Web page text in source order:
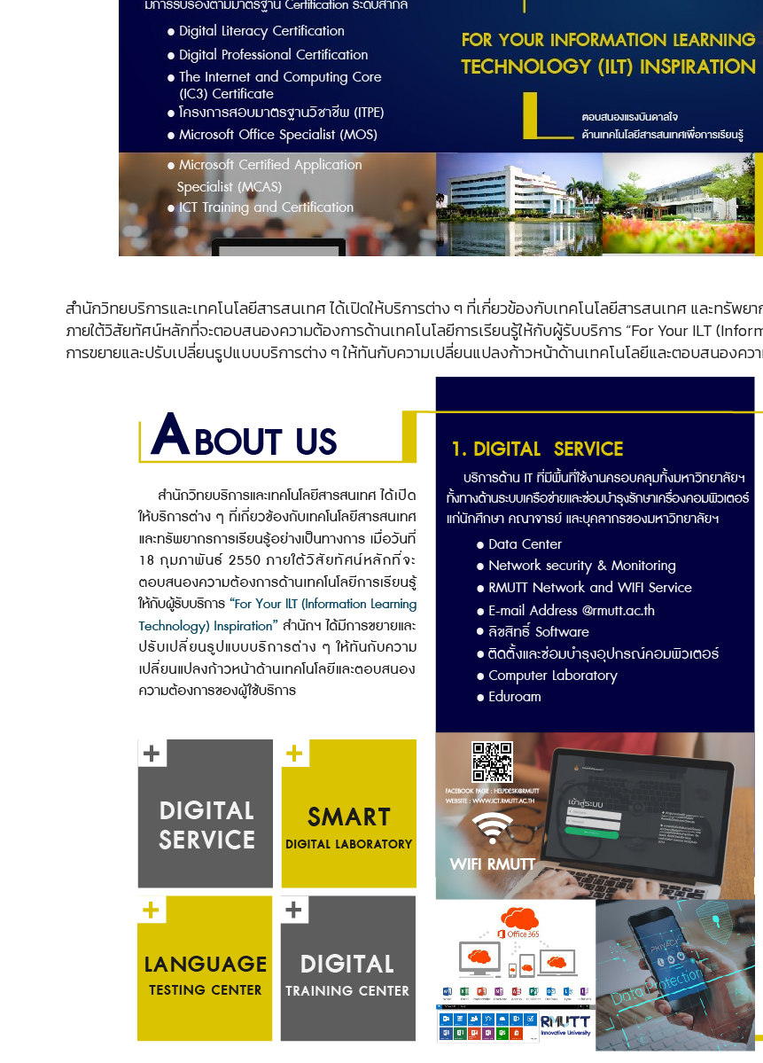
สำนักวิทยบริการและเทคโนโลยีสารสนเทศ ได้เปิดให้บริการต่าง ๆ ที่เกี่ยวข้องกับเทคโนโลยีสารสนเทศ และทรัพย
ภายใต้วิสัยทัศน์หลักที่จะตอบสนองความต้องการด้านเทคโนโลยีการเรียนรู้ให้กับผู้รับบริการ “For Your ILT
การขยายและปรับเปลี่ยนรูปแบบบริการต่าง ๆ ให้ทันกับความเปลี่ยนแปลงก้าวหน้าด้านเทคโนโลยีและตอบสนองคว